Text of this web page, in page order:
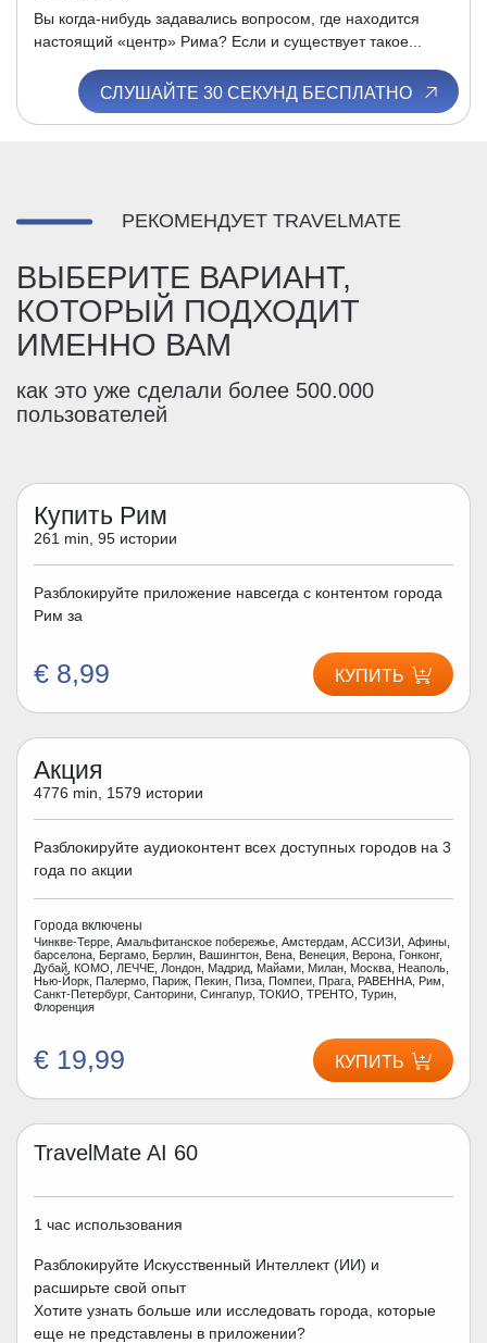
Вы когда-нибудь задавались вопросом, где находится
настоящий «центр» Рима? Если и существует такое...
СЛУШАЙТЕ 30 СЕКУНД БЕСПЛАТНО
РЕКОМЕНДУЕТ TRAVELMATE
ВЫБЕРИТЕ ВАРИАНТ,
КОТОРЫЙ ПОДХОДИТ
ИМЕННО ВАМ
как это уже сделали более 500.000
пользователей
Купить Рим
261 min, 95 истории
Разблокируйте приложение навсегда с контентом города
Рим за
€ 8,99 КУПИТЬ
Акция
4776 min, 1579 истории
Разблокируйте аудиоконтент всех доступных городов на 3
года по акции
Города включены
Чинкве-Терре, Амальфитанское побережье, Амстердам, АССИЗИ, Афины,
барселона, Бергамо, Берлин, Вашингтон, Вена, Венеция, Верона, Гонконг,
Дубай, КОМО, ЛЕЧЧЕ, Лондон, Мадрид, Майами, Милан, Москва, Неаполь,
Нью-Йорк, Палермо, Париж, Пекин, Пиза, Помпеи, Прага, РАВЕННА, Рим,
Санкт-Петербург, Санторини, Сингапур, ТОКИО, ТРЕНТО, Турин,
Флоренция
€ 19,99 КУПИТЬ
TravelMate AI 60
1 час использования
Разблокируйте Искусственный Интеллект (ИИ) и
расширьте свой опыт
Хотите узнать больше или исследовать города, которые
еще не представлены в приложении?